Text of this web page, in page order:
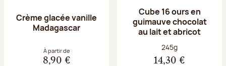
Crème glacée vanille
Madagascar
À partir de
8,90 €
Cube 16 ours en
guimauve chocolat
au lait et abricot
Poids net :
245g
14,30 €